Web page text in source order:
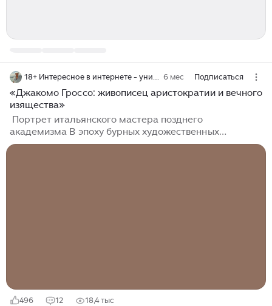
6 мес Подписаться
«Джакомо Гроссо: живописец аристократии и вечного
изящества»
Портрет итальянского мастера позднего
академизма В эпоху бурных художественных
переворотов — от импрессионизма до футуризма —
496 12 18,4 тыс